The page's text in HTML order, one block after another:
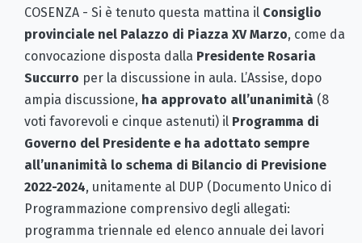
COSENZA - Si è tenuto questa mattina il Consiglio
provinciale nel Palazzo di Piazza XV Marzo, come da
convocazione disposta dalla Presidente Rosaria
Succurro per la discussione in aula. L’Assise, dopo
ampia discussione, ha approvato all’unanimità (8
voti favorevoli e cinque astenuti) il Programma di
Governo del Presidente e ha adottato sempre
all’unanimità lo schema di Bilancio di Previsione
2022-2024, unitamente al DUP (Documento Unico di
Programmazione comprensivo degli allegati:
programma triennale ed elenco annuale dei lavori